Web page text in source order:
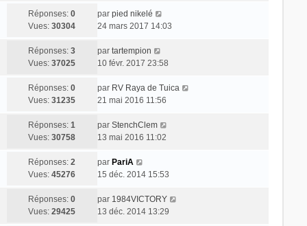
Réponses:0
Vues:30304
par pied nikelé
24 mars 2017 14:03
Réponses:3
Vues:37025
par tartempion
10 févr. 2017 23:58
Réponses:0
Vues:31235
par RV Raya de Tuica
21 mai 2016 11:56
Réponses:1
Vues:30758
par StenchClem
13 mai 2016 11:02
Réponses:2
Vues:45276
par PariA
15 déc. 2014 15:53
Réponses:0
Vues:29425
par 1984VICTORY
13 déc. 2014 13:29